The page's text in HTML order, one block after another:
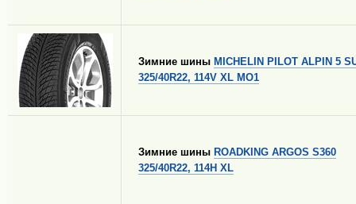
Зимние шины MICHELIN PILOT ALPIN 5
325/40R22, 114V XL MO1
Зимние шины ROADKING ARGOS S360
325/40R22, 114H XL